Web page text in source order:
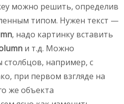
можно решить, определив
типом. Нужен текст —
, надо картинку вставить
и т.д. Можно
например, с
при первом взгляде на
же объекта